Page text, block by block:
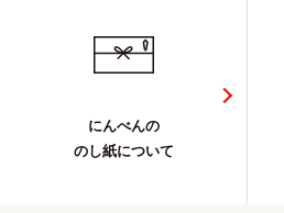
にんべんの
のし紙について